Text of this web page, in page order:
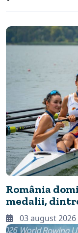
România
medalii,
recorduri
03 august 2026